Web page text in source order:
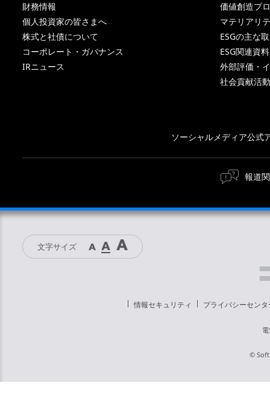
財務情報
個人投資家の皆さまへ
株式と社債について
コーポレート・ガバナンス
IRニュース
価値創造プ
マテリアリ
ESGの主な
ESG関連資料
外部評価・
社会貢献活
ソーシャルメディア公式
報道
文字サイズ
情報セキュリティ プライバシーセンタ
©